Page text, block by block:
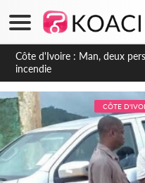
Côte d'Ivoire : Séileu, la
transformée en vaste
dépigmentants dangereux
CÔTE